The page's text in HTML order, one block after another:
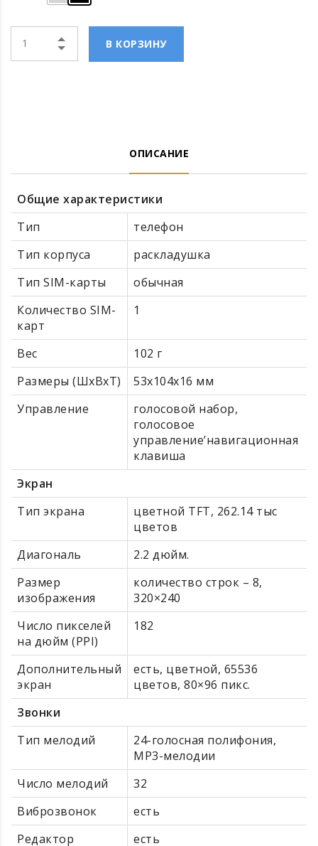
В КОРЗИНУ
ОПИСАНИЕ
Общие характеристики
Тип
телефон
Тип корпуса
раскладушка
Тип SIM-карты
обычная
Количество SIM-
карт
1
Вес
102 г
Размеры (ШxВxТ)
53x104x16 мм
Управление
голосовой набор,
голосовое
управление’навигационная
клавиша
Экран
Тип экрана
цветной TFT, 262.14 тыс
цветов
Диагональ
2.2 дюйм.
Размер
изображения
количество строк – 8,
320×240
Число пикселей
на дюйм (PPI)
182
Дополнительный
экран
есть, цветной, 65536
цветов, 80×96 пикс.
Звонки
Тип мелодий
24-голосная полифония,
MP3-мелодии
Число мелодий
32
Виброзвонок
есть
Редактор
есть